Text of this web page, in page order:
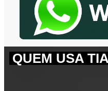
QUEM USA